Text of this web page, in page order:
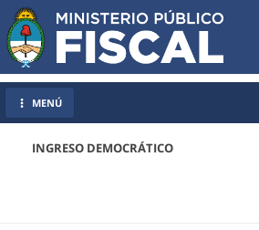
INGRESO DEMOCRÁTICO
MENÚ